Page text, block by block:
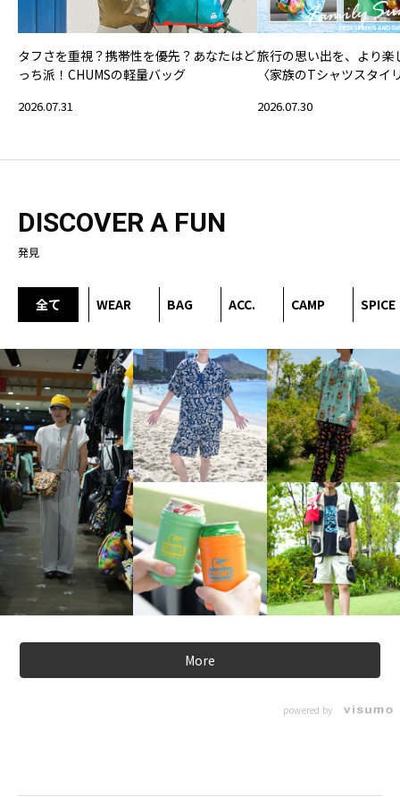
タフさを重視？携帯性を優先？あなたはど
っち派！CHUMSの軽量バッグ
2026.07.31
旅行の思い出を、より楽
〈家族のTシャツスタイ
2026.07.30
DISCOVER A FUN
発見
全て WEAR BAG ACC. CAMP SPICE
More
powered by